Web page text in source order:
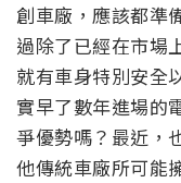
創車廠，應該都準
過除了已經在市場
就有車身特別安全
實早了數年進場的
爭優勢嗎？最近，
他傳統車廠所可能